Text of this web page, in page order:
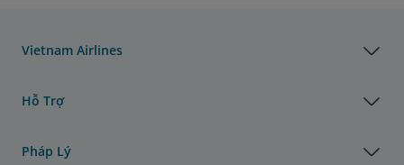
Vietnam Airlines
Hỗ Trợ
Pháp Lý